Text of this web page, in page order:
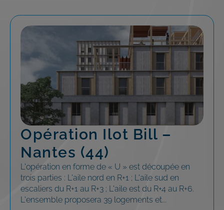
Opération Ilot Bill –
Nantes (44)
L'opération en forme de « U » est découpée en
trois parties : L'aile nord en R+1 ; L'aile sud en
escaliers du R+1 au R+3 ; L'aile est du R+4 au R+6.
L'ensemble proposera 39 logements et...